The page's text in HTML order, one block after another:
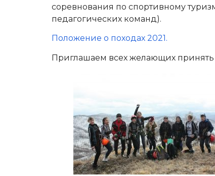
соревнования по спортивному
педагогических команд).
Положение о походах 2021.
Приглашаем всех желающих принять